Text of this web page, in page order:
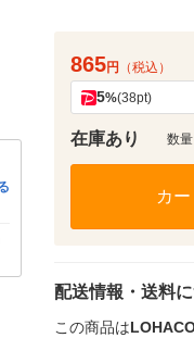
865円 （税込）
5%(38pt)
在庫あり 数量
カ
配送情報・送料
この商品は